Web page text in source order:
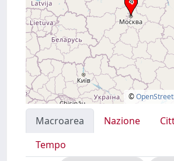
©
Macroarea Nazione
Tempo